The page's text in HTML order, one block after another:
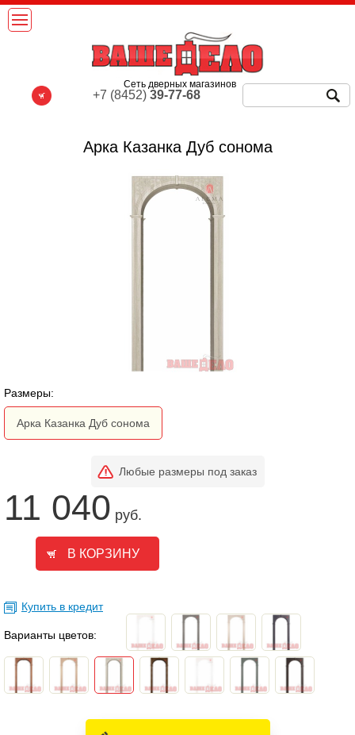
Арка Казанка Дуб сонома
Размеры:
Арка Казанка Дуб сонома
Любые размеры под заказ
11 040 руб.
Купить в кредит
Варианты цветов:
Сеть дверных магазинов
+7 (8452)39-77-68